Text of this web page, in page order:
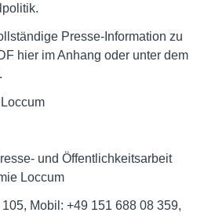
Presse-Information zu
hier im Anhang oder unter dem
und Öffentlichkeitsarbeit
Loccum
Mobil: +49 151 688 08 359,